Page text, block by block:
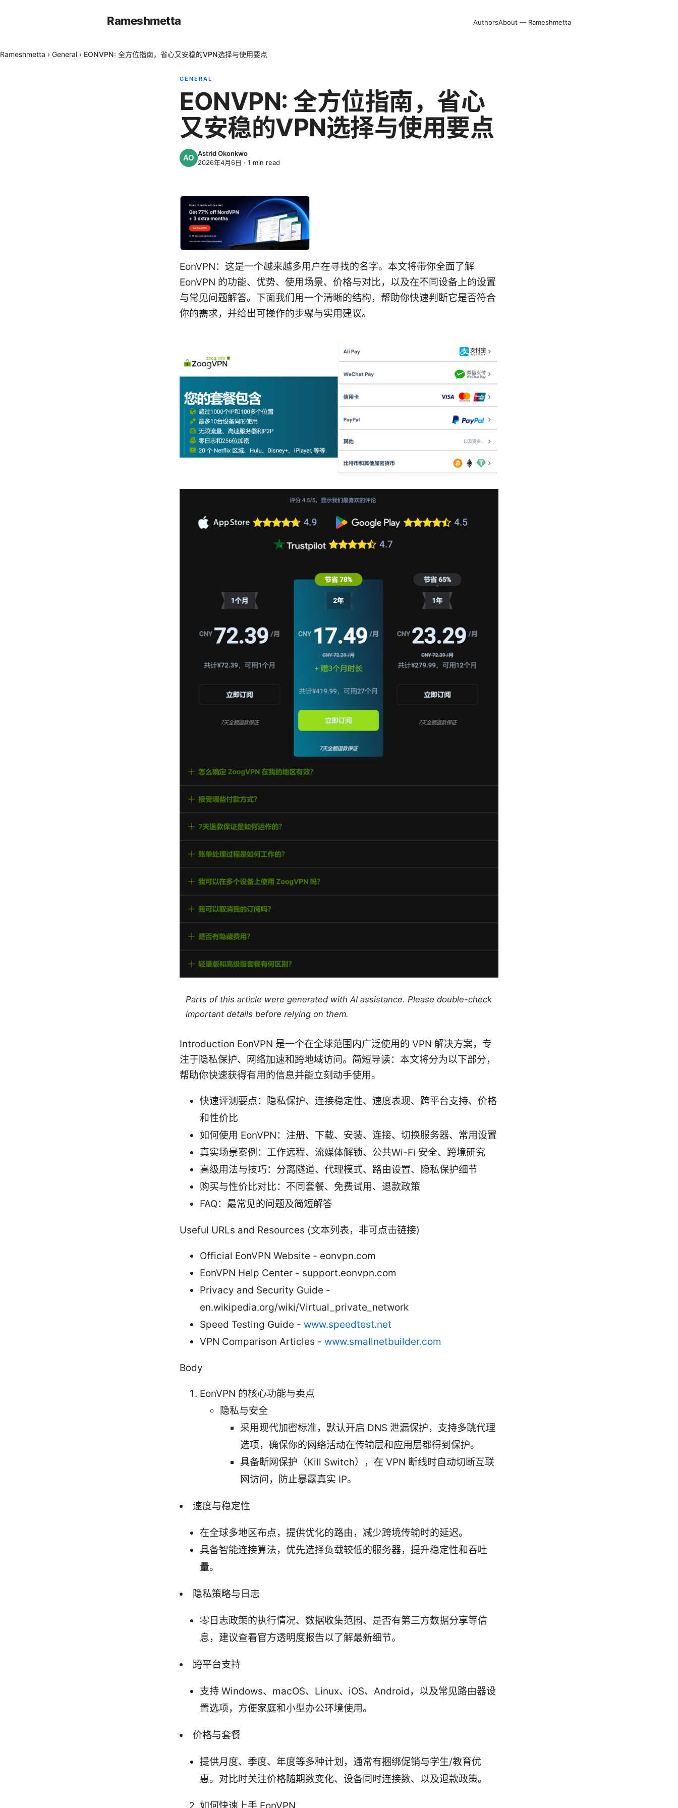
Rameshmetta AuthorsAbout — Rameshmetta
Rameshmetta › General › EONVPN: 全方位指南，省心又安稳的VPN选择与使用要点
GENERAL
EONVPN: 全方位指南，省心
又安稳的VPN选择与使用要点
Astrid Okonkwo
2026年4月6日 · 1 min read
EonVPN：这是一个越来越多用户在寻找的名字。本文将带你全面了解
EonVPN 的功能、优势、使用场景、价格与对比，以及在不同设备上的设置
与常见问题解答。下面我们用一个清晰的结构，帮助你快速判断它是否符合
你的需求，并给出可操作的步骤与实用建议。
Parts of this article were generated with AI assistance. Please double-check
important details before relying on them.
Introduction EonVPN 是一个在全球范围内广泛使用的 VPN 解决方案，专
注于隐私保护、网络加速和跨地域访问。简短导读：本文将分为以下部分，
帮助你快速获得有用的信息并能立刻动手使用。
快速评测要点：隐私保护、连接稳定性、速度表现、跨平台支持、价格
和性价比
如何使用 EonVPN：注册、下载、安装、连接、切换服务器、常用设置
真实场景案例：工作远程、流媒体解锁、公共Wi-Fi 安全、跨境研究
高级用法与技巧：分离隧道、代理模式、路由设置、隐私保护细节
购买与性价比对比：不同套餐、免费试用、退款政策
FAQ：最常见的问题及简短解答
Useful URLs and Resources (文本列表，非可点击链接)
Official EonVPN Website - eonvpn.com
EonVPN Help Center - support.eonvpn.com
Privacy and Security Guide -
en.wikipedia.org/wiki/Virtual_private_network
Speed Testing Guide - www.speedtest.net
VPN Comparison Articles - www.smallnetbuilder.com
Body
EonVPN 的核心功能与卖点
隐私与安全
采用现代加密标准，默认开启 DNS 泄漏保护，支持多跳代理
选项，确保你的网络活动在传输层和应用层都得到保护。
具备断网保护（Kill Switch），在 VPN 断线时自动切断互联
网访问，防止暴露真实 IP。
速度与稳定性
在全球多地区布点，提供优化的路由，减少跨境传输时的延迟。
具备智能连接算法，优先选择负载较低的服务器，提升稳定性和吞吐
量。
隐私策略与日志
零日志政策的执行情况、数据收集范围、是否有第三方数据分享等信
息，建议查看官方透明度报告以了解最新细节。
跨平台支持
支持 Windows、macOS、Linux、iOS、Android，以及常见路由器设
置选项，方便家庭和小型办公环境使用。
价格与套餐
提供月度、季度、年度等多种计划，通常有捆绑促销与学生/教育优
惠。对比时关注价格随期数变化、设备同时连接数、以及退款政策。